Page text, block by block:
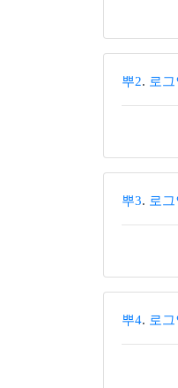
뿌2. 로그
뿌3. 로그
뿌4. 로그